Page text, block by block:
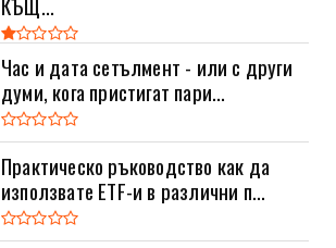
Час и дата сетълмент - или с други
думи, кога пристигат пари...
Практическо ръководство как да
използвате ETF-и в различни п...